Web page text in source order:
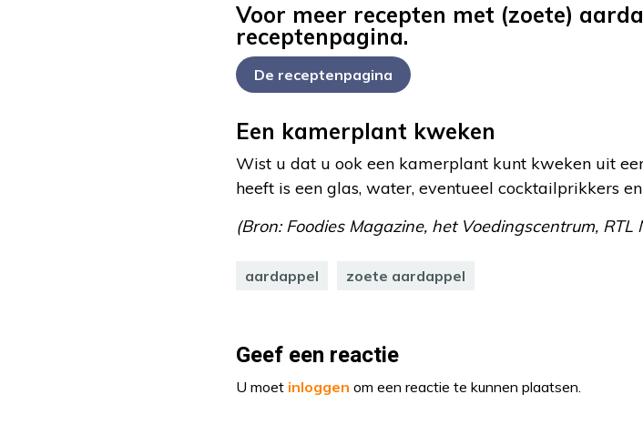
Voor meer recepten met (zoete)
receptenpagina.
De receptenpagina
Een kamerplant kweken
Wist u dat u ook een kamerplant kunt kweken uit
heeft is een glas, water, eventueel cocktailprikkers
(Bron: Foodies Magazine, het Voedingscentrum,
aardappel zoete aardappel
Geef een reactie
U moet inloggen om een reactie te kunnen plaatsen.